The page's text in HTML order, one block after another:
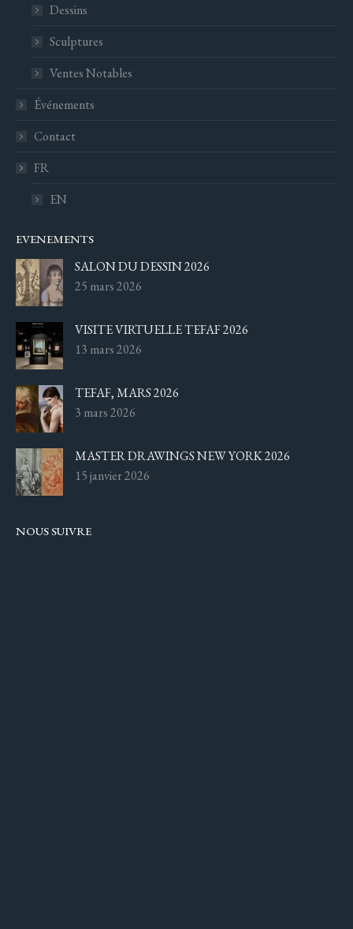
Dessins
Sculptures
Ventes Notables
Événements
Contact
FR
EN
EVENEMENTS
SALON DU DESSIN 2026
25 mars 2026
VISITE VIRTUELLE TEFAF 2026
13 mars 2026
TEFAF, MARS 2026
3 mars 2026
MASTER DRAWINGS NEW YORK 2026
15 janvier 2026
NOUS SUIVRE